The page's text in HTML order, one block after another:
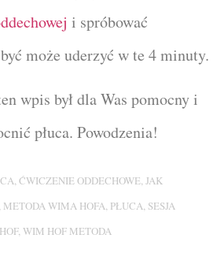
i spróbować
może uderzyć w te 4 minuty.
wpis był dla Was pomocny i
płuca. Powodzenia!
,ĆWICZENIE ODDECHOWE,JAK
METODA WIMA HOFA, PŁUCA, SESJA
,WIM HOF METODA